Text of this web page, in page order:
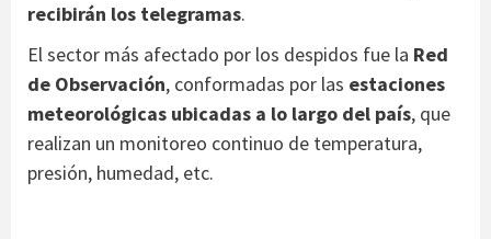
recibirán los telegramas.
El sector más afectado por los despidos fue la Red
de Observación, conformadas por las estaciones
meteorológicas ubicadas a lo largo del país, que
realizan un monitoreo continuo de temperatura,
presión, humedad, etc.